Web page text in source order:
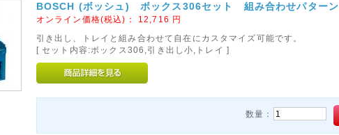
BOSCH (ボッシュ) ボックス306セット 組み合わせパターン
オンライン価格(税込)： 12,716 円
引き出し、トレイと組み合わせて自在にカスタマイズ可能です。
[ セット内容:ボックス306,引き出し小,トレイ ]
数量：